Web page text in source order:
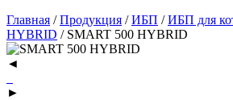
Главная /Продукция /ИБП /ИБП для
HYBRID / SMART 500 HYBRID
◄
►